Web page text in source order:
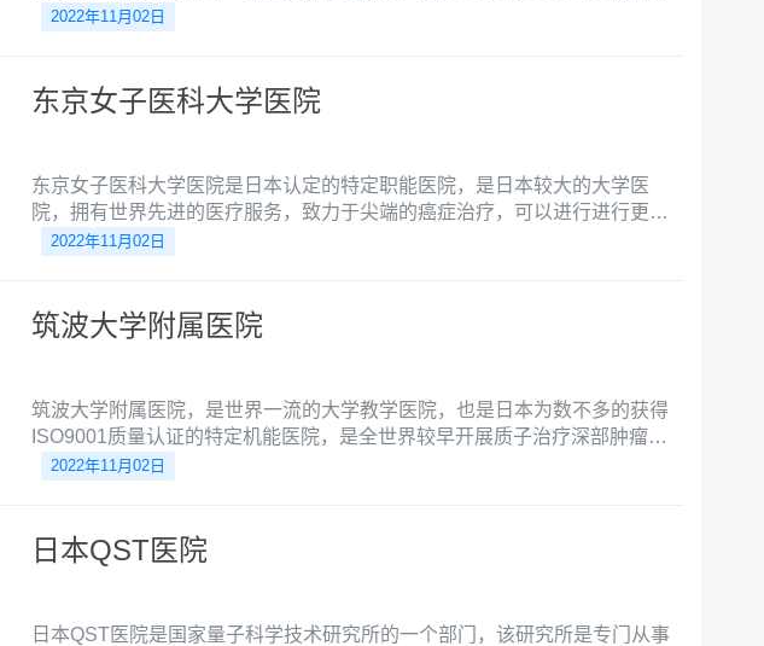
人，是日本首家“机器人手术支援中心。
2022年11月02日
东京女子医科大学医院
东京女子医科大学医院是日本认定的特定职能医院，是日本较大的大学医
院，拥有世界先进的医疗服务，致力于尖端的癌症治疗，可以进行进行更高
质量的临床研究和临床试验。
2022年11月02日
筑波大学附属医院
筑波大学附属医院，是世界一流的大学教学医院，也是日本为数不多的获得
ISO9001质量认证的特定机能医院，是全世界较早开展质子治疗深部肿瘤的
质子治疗中心。
2022年11月02日
日本QST医院
日本QST医院是国家量子科学技术研究所的一个部门，该研究所是专门从事